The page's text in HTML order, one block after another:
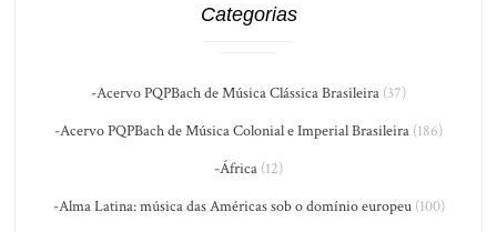
Categorias
-Acervo PQPBach de Música Clássica Brasileira (37)
-Acervo PQPBach de Música Colonial e Imperial Brasileira (186)
-África (12)
-Alma Latina: música das Américas sob o domínio europeu(100)